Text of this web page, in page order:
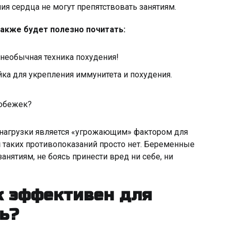
сердца не могут препятствовать занятиям.
будет полезно почитать:
техника похудения!
для укрепления иммунитета и похудения.
является «угрожающим» фактором для
противопоказаний просто нет. Беременные
не боясь принести вред ни себе, ни
эффективен для